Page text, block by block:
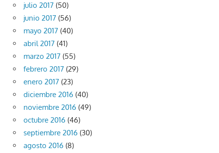
julio 2017 (50)
junio 2017 (56)
mayo 2017 (40)
abril 2017 (41)
marzo 2017 (55)
febrero 2017 (29)
enero 2017 (23)
diciembre 2016 (40)
noviembre 2016 (49)
octubre 2016 (46)
septiembre 2016 (30)
agosto 2016 (8)